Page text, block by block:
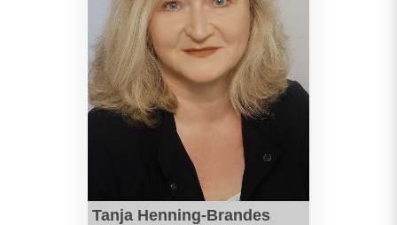
Tanja Henning-Brandes